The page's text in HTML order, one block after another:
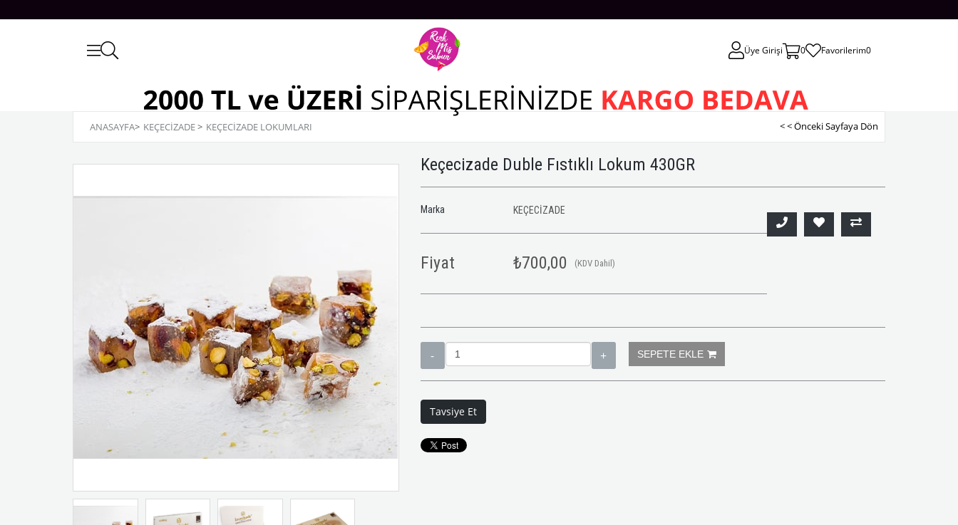
Üye Girişi 0 Favorilerim0
ANASAYFA> KEÇECİZADE> KEÇECIZADE LOKUMLARI < < Önceki Sayfaya Dön
Keçecizade Duble Fıstıklı Lokum 430GR
Marka KEÇECİZADE
Fiyat ₺700,00 (KDV Dahil)
Tavsiye Et